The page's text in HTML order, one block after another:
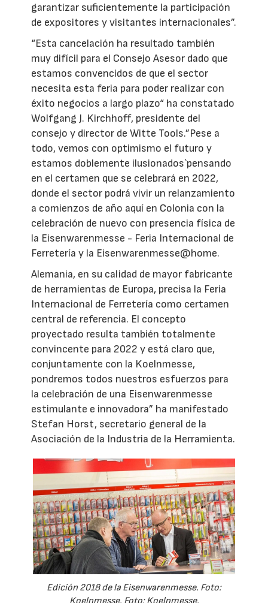
garantizar suficientemente la participación
de expositores y visitantes internacionales”.
“Esta cancelación ha resultado también
muy difícil para el Consejo Asesor dado que
estamos convencidos de que el sector
necesita esta feria para poder realizar con
éxito negocios a largo plazo“ ha constatado
Wolfgang J. Kirchhoff, presidente del
consejo y director de Witte Tools.”Pese a
todo, vemos con optimismo el futuro y
estamos doblemente ilusionados`pensando
en el certamen que se celebrará en 2022,
donde el sector podrá vivir un relanzamiento
a comienzos de año aquí en Colonia con la
celebración de nuevo con presencia física de
la Eisenwarenmesse - Feria Internacional de
Ferretería y la Eisenwarenmesse@home.
Alemania, en su calidad de mayor fabricante
de herramientas de Europa, precisa la Feria
Internacional de Ferretería como certamen
central de referencia. El concepto
proyectado resulta también totalmente
convincente para 2022 y está claro que,
conjuntamente con la Koelnmesse,
pondremos todos nuestros esfuerzos para
la celebración de una Eisenwarenmesse
estimulante e innovadora” ha manifestado
Stefan Horst, secretario general de la
Asociación de la Industria de la Herramienta.
Edición 2018 de la Eisenwarenmesse. Foto: